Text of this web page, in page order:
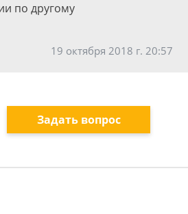
по другому
19 октября 2018 г. 20:57
Задать вопрос